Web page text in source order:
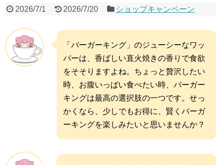
2026/7/1 2026/7/20 ショップキャンペーン
「バーガーキング」のジューシーなワッ
パーは、香ばしい直火焼きの香りで食欲
をそそりますよね。ちょっと贅沢したい
時、お腹いっぱい食べたい時、バーガー
キングは最高の選択肢の一つです。せっ
かくなら、少しでもお得に、賢くバーガ
ーキングを楽しみたいと思いませんか？